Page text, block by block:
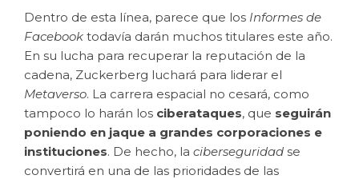
Dentro de esta línea, parece que los Informes de
Facebook todavía darán muchos titulares este año.
En su lucha para recuperar la reputación de la
cadena, Zuckerberg luchará para liderar el
Metaverso. La carrera espacial no cesará, como
tampoco lo harán los ciberataques, que seguirán
poniendo en jaque a grandes corporaciones e
instituciones. De hecho, la ciberseguridad se
convertirá en una de las prioridades de las